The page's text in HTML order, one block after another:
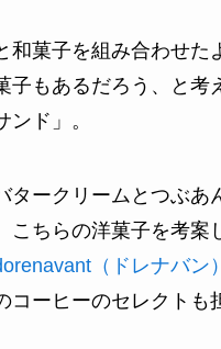
和菓子を組み合わせた
子もあるだろう、と考
ンド」。
タークリームとつぶあ
こちらの洋菓子を考案
（ドレナバン）
コーヒーのセレクトも